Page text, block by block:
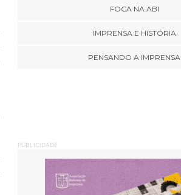
FOCA NA ABI
IMPRENSA E HISTÓRIA
PENSANDO A IMPRENSA
PUBLICIDADE